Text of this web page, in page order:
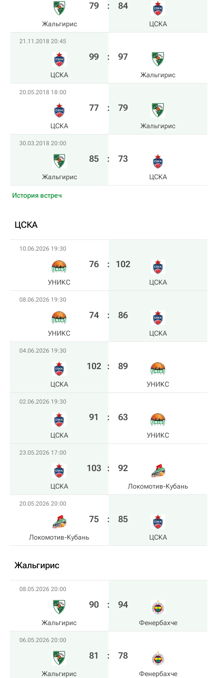
Жальгирис
79 : 84
ЦСКА
21.11.2018 20:45
ЦСКА
99 : 97
Жальгирис
20.05.2018 18:00
ЦСКА
77 : 79
Жальгирис
30.03.2018 20:00
Жальгирис
85 : 73
ЦСКА
История встреч
ЦСКА
10.06.2026 19:30
УНИКС
76 : 102
ЦСКА
08.06.2026 19:30
УНИКС
74 : 86
ЦСКА
04.06.2026 19:30
ЦСКА
102 : 89
УНИКС
02.06.2026 19:30
ЦСКА
91 : 63
УНИКС
23.05.2026 17:00
ЦСКА
103 : 92
Локомотив-Кубань
20.05.2026 20:00
Локомотив-Кубань
75 : 85
ЦСКА
Жальгирис
08.05.2026 20:00
Жальгирис
90 : 94
Фенербахче
06.05.2026 20:00
Жальгирис
81 : 78
Фенербахче